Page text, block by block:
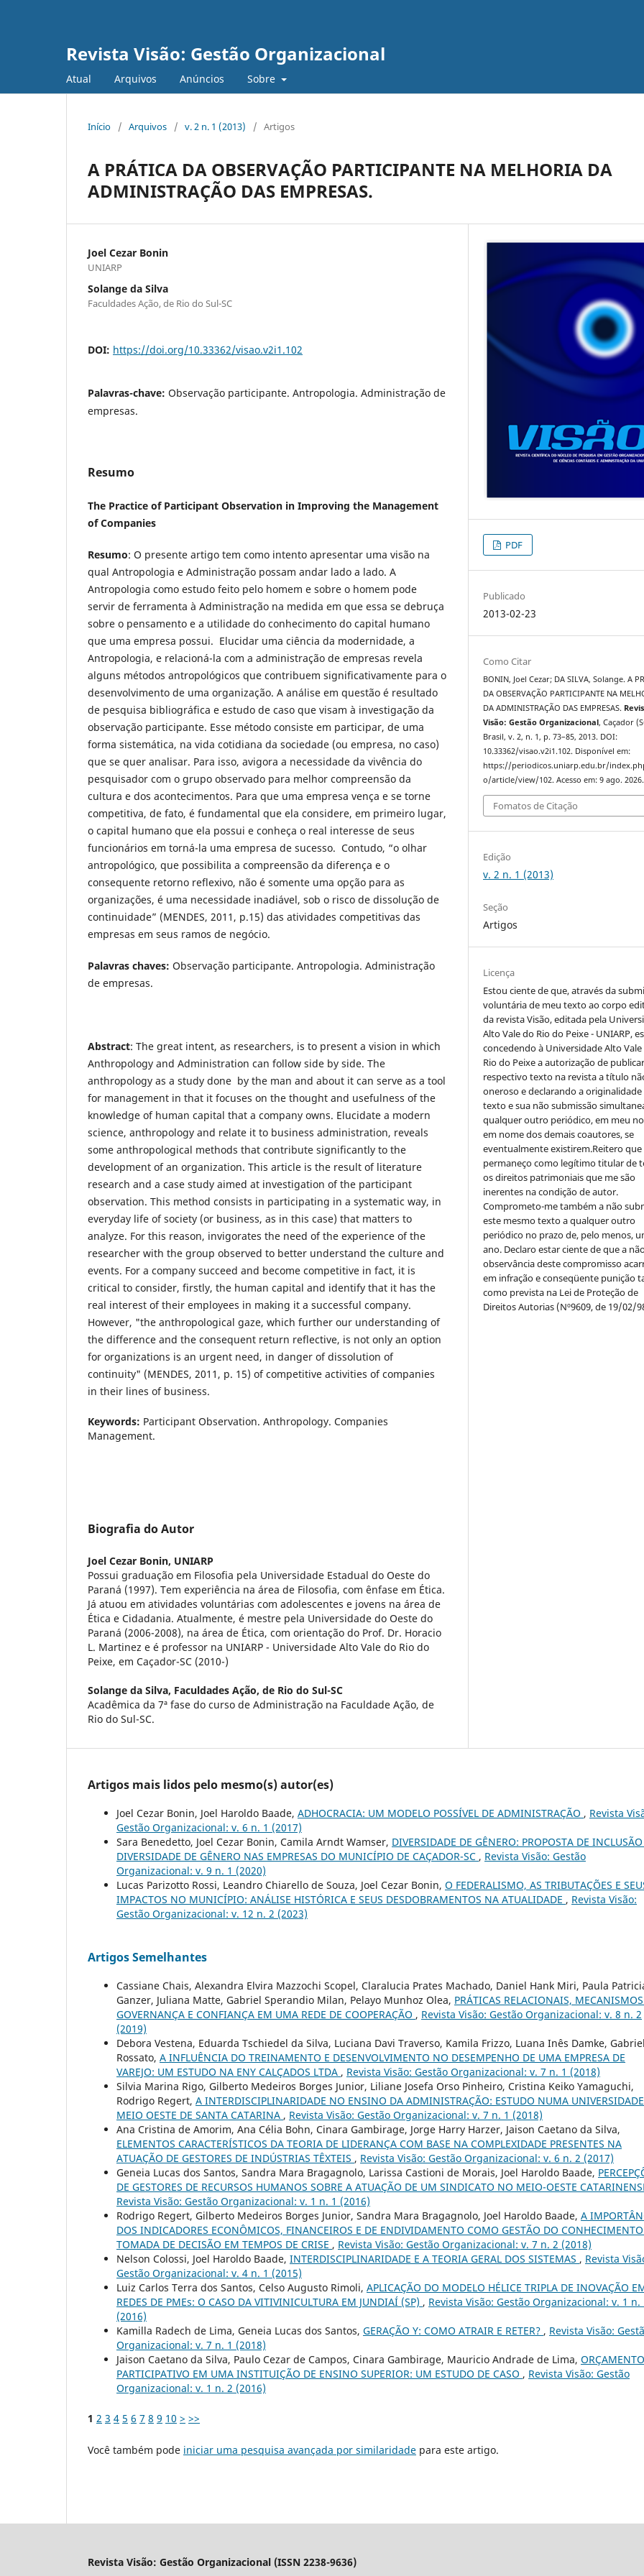
Revista Visão: Gestão Organizacional
Atual Arquivos Anúncios Sobre
Início / Arquivos / v. 2 n. 1 (2013) / Artigos
A PRÁTICA DA OBSERVAÇÃO PARTICIPANTE NA MELHORIA DA
ADMINISTRAÇÃO DAS EMPRESAS.
Joel Cezar Bonin
UNIARP
Solange da Silva
Faculdades Ação, de Rio do Sul-SC
DOI: https://doi.org/10.33362/visao.v2i1.102
Palavras-chave: Observação participante. Antropologia. Administração de
empresas.
Resumo
The Practice of Participant Observation in Improving the Management
of Companies
Resumo: O presente artigo tem como intento apresentar uma visão na
qual Antropologia e Administração possam andar lado a lado. A
Antropologia como estudo feito pelo homem e sobre o homem pode
servir de ferramenta à Administração na medida em que essa se debruça
sobre o pensamento e a utilidade do conhecimento do capital humano
que uma empresa possui. Elucidar uma ciência da modernidade, a
Antropologia, e relacioná-la com a administração de empresas revela
alguns métodos antropológicos que contribuem significativamente para o
desenvolvimento de uma organização. A análise em questão é resultado
de pesquisa bibliográfica e estudo de caso que visam à investigação da
observação participante. Esse método consiste em participar, de uma
forma sistemática, na vida cotidiana da sociedade (ou empresa, no caso)
que se quer analisar. Para isso, avigora a necessidade da vivência do
pesquisador com o grupo observado para melhor compreensão da
cultura e dos acontecimentos. Para que uma empresa vença e se torne
competitiva, de fato, é fundamental que ela considere, em primeiro lugar,
o capital humano que ela possui e conheça o real interesse de seus
funcionários em torná-la uma empresa de sucesso. Contudo, “o olhar
antropológico, que possibilita a compreensão da diferença e o
consequente retorno reflexivo, não é somente uma opção para as
organizações, é uma necessidade inadiável, sob o risco de dissolução de
continuidade” (MENDES, 2011, p.15) das atividades competitivas das
empresas em seus ramos de negócio.
Palavras chaves: Observação participante. Antropologia. Administração
de empresas.
Abstract: The great intent, as researchers, is to present a vision in which
Anthropology and Administration can follow side by side. The
anthropology as a study done by the man and about it can serve as a tool
for management in that it focuses on the thought and usefulness of the
knowledge of human capital that a company owns. Elucidate a modern
science, anthropology and relate it to business administration, reveals
some anthropological methods that contribute significantly to the
development of an organization. This article is the result of literature
research and a case study aimed at investigation of the participant
observation. This method consists in participating in a systematic way, in
everyday life of society (or business, as in this case) that matters to
analyze. For this reason, invigorates the need of the experience of the
researcher with the group observed to better understand the culture and
events. For a company succeed and become competitive in fact, it is
critical to consider, firstly, the human capital and identify that it has the
real interest of their employees in making it a successful company.
However, "the anthropological gaze, which further our understanding of
the difference and the consequent return reflective, is not only an option
for organizations is an urgent need, in danger of dissolution of
continuity" (MENDES, 2011, p. 15) of competitive activities of companies
in their lines of business.
Keywords: Participant Observation. Anthropology. Companies
Management.
Biografia do Autor
Joel Cezar Bonin, UNIARP
Possui graduação em Filosofia pela Universidade Estadual do Oeste do
Paraná (1997). Tem experiência na área de Filosofia, com ênfase em Ética.
Já atuou em atividades voluntárias com adolescentes e jovens na área de
Ética e Cidadania. Atualmente, é mestre pela Universidade do Oeste do
Paraná (2006-2008), na área de Ética, com orientação do Prof. Dr. Horacio
L. Martinez e é professor na UNIARP - Universidade Alto Vale do Rio do
Peixe, em Caçador-SC (2010-)
Solange da Silva, Faculdades Ação, de Rio do Sul-SC
Acadêmica da 7ª fase do curso de Administração na Faculdade Ação, de
Rio do Sul-SC.
PDF
Publicado
2013-02-23
Como Citar
BONIN, Joel Cezar; DA SILVA, Solange. A
DA OBSERVAÇÃO PARTICIPANTE NA
DA ADMINISTRAÇÃO DAS EMPRESAS.
Visão: Gestão Organizacional, Caçador
Brasil, v. 2, n. 1, p. 73–85, 2013. DOI:
10.33362/visao.v2i1.102. Disponível em:
https://periodicos.uniarp.edu.br/
o/article/view/102. Acesso em: 9 ago. 2026.
Fomatos de Citação
Edição
v. 2 n. 1 (2013)
Seção
Artigos
Licença
Estou ciente de que, através da
voluntária de meu texto ao corpo
da revista Visão, editada pela
Alto Vale do Rio do Peixe - UNIARP,
concedendo à Universidade Alto
Rio do Peixe a autorização de
respectivo texto na revista a título
oneroso e declarando a
texto e sua não submissão
qualquer outro periódico, em meu
em nome dos demais coautores, se
eventualmente existirem.Reitero que
permaneço como legítimo titular de
os direitos patrimoniais que me são
inerentes na condição de autor.
Comprometo-me também a não
este mesmo texto a qualquer outro
periódico no prazo de, pelo menos,
ano. Declaro estar ciente de que a
observância deste compromisso
em infração e conseqüente punição
como prevista na Lei de Proteção de
Direitos Autorias (Nº9609, de 19/02/
Artigos mais lidos pelo mesmo(s) autor(es)
Joel Cezar Bonin, Joel Haroldo Baade, ADHOCRACIA: UM MODELO POSSÍVEL DE ADMINISTRAÇÃO , Revista
Gestão Organizacional: v. 6 n. 1 (2017)
Sara Benedetto, Joel Cezar Bonin, Camila Arndt Wamser, DIVERSIDADE DE GÊNERO: PROPOSTA DE
DIVERSIDADE DE GÊNERO NAS EMPRESAS DO MUNICÍPIO DE CAÇADOR-SC , Revista Visão: Gestão
Organizacional: v. 9 n. 1 (2020)
Lucas Parizotto Rossi, Leandro Chiarello de Souza, Joel Cezar Bonin, O FEDERALISMO, AS TRIBUTAÇÕES E
IMPACTOS NO MUNICÍPIO: ANÁLISE HISTÓRICA E SEUS DESDOBRAMENTOS NA ATUALIDADE , Revista Visão:
Gestão Organizacional: v. 12 n. 2 (2023)
Artigos Semelhantes
Cassiane Chais, Alexandra Elvira Mazzochi Scopel, Claralucia Prates Machado, Daniel Hank Miri, Paula
Ganzer, Juliana Matte, Gabriel Sperandio Milan, Pelayo Munhoz Olea, PRÁTICAS RELACIONAIS,
GOVERNANÇA E CONFIANÇA EM UMA REDE DE COOPERAÇÃO , Revista Visão: Gestão Organizacional: v. 8 n. 2
(2019)
Debora Vestena, Eduarda Tschiedel da Silva, Luciana Davi Traverso, Kamila Frizzo, Luana Inês Damke,
Rossato, A INFLUÊNCIA DO TREINAMENTO E DESENVOLVIMENTO NO DESEMPENHO DE UMA EMPRESA DE
VAREJO: UM ESTUDO NA ENY CALÇADOS LTDA , Revista Visão: Gestão Organizacional: v. 7 n. 1 (2018)
Silvia Marina Rigo, Gilberto Medeiros Borges Junior, Liliane Josefa Orso Pinheiro, Cristina Keiko Yamaguchi,
Rodrigo Regert, A INTERDISCIPLINARIDADE NO ENSINO DA ADMINISTRAÇÃO: ESTUDO NUMA
MEIO OESTE DE SANTA CATARINA , Revista Visão: Gestão Organizacional: v. 7 n. 1 (2018)
Ana Cristina de Amorim, Ana Célia Bohn, Cinara Gambirage, Jorge Harry Harzer, Jaison Caetano da Silva,
ELEMENTOS CARACTERÍSTICOS DA TEORIA DE LIDERANÇA COM BASE NA COMPLEXIDADE PRESENTES NA
ATUAÇÃO DE GESTORES DE INDÚSTRIAS TÊXTEIS , Revista Visão: Gestão Organizacional: v. 6 n. 2 (2017)
Geneia Lucas dos Santos, Sandra Mara Bragagnolo, Larissa Castioni de Morais, Joel Haroldo Baade,
DE GESTORES DE RECURSOS HUMANOS SOBRE A ATUAÇÃO DE UM SINDICATO NO MEIO-OESTE
Revista Visão: Gestão Organizacional: v. 1 n. 1 (2016)
Rodrigo Regert, Gilberto Medeiros Borges Junior, Sandra Mara Bragagnolo, Joel Haroldo Baade, A
DOS INDICADORES ECONÔMICOS, FINANCEIROS E DE ENDIVIDAMENTO COMO GESTÃO DO
TOMADA DE DECISÃO EM TEMPOS DE CRISE , Revista Visão: Gestão Organizacional: v. 7 n. 2 (2018)
Nelson Colossi, Joel Haroldo Baade, INTERDISCIPLINARIDADE E A TEORIA GERAL DOS SISTEMAS , Revista
Gestão Organizacional: v. 4 n. 1 (2015)
Luiz Carlos Terra dos Santos, Celso Augusto Rimoli, APLICAÇÃO DO MODELO HÉLICE TRIPLA DE INOVAÇÃO
REDES DE PMEs: O CASO DA VITIVINICULTURA EM JUNDIAÍ (SP) , Revista Visão: Gestão Organizacional: v. 1 n.
(2016)
Kamilla Radech de Lima, Geneia Lucas dos Santos, GERAÇÃO Y: COMO ATRAIR E RETER? , Revista Visão:
Organizacional: v. 7 n. 1 (2018)
Jaison Caetano da Silva, Paulo Cezar de Campos, Cinara Gambirage, Mauricio Andrade de Lima, ORÇAMENTO
PARTICIPATIVO EM UMA INSTITUIÇÃO DE ENSINO SUPERIOR: UM ESTUDO DE CASO , Revista Visão: Gestão
Organizacional: v. 1 n. 2 (2016)
1 2 3 4 5 6 7 8 9 10 > >>
Você também pode iniciar uma pesquisa avançada por similaridade para este artigo.
Revista Visão: Gestão Organizacional (ISSN 2238-9636)